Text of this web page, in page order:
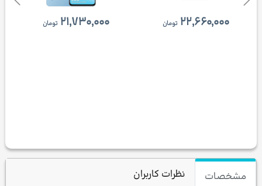
۲۱,۷۳۰,۰۰۰ تومان ۲۲,۶۶۰,۰۰۰ تومان
مشخصات نظرات کاربران